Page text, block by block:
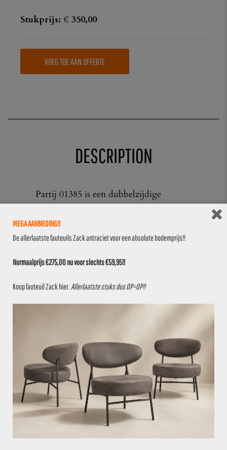
Stukprijs: € 350,00
VOEG TOE AAN OFFERTE
DESCRIPTION
Partij 01385 is een dubbelzijdige
Gebruikt en in zeer goede staat!
Voor gebruik indoor en outdoor.
Afmetingen:
– Ø: 55 cm
MEGA AANBIEDING!!
De allerlaatste fauteuils Zack antraciet voor een absolute bodemprijs!!
Normaalprijs €275,00 nu voor slechts €59,95!!
Koop fauteuil Zackhier Allerlaatste stuks dus OP=OP!!